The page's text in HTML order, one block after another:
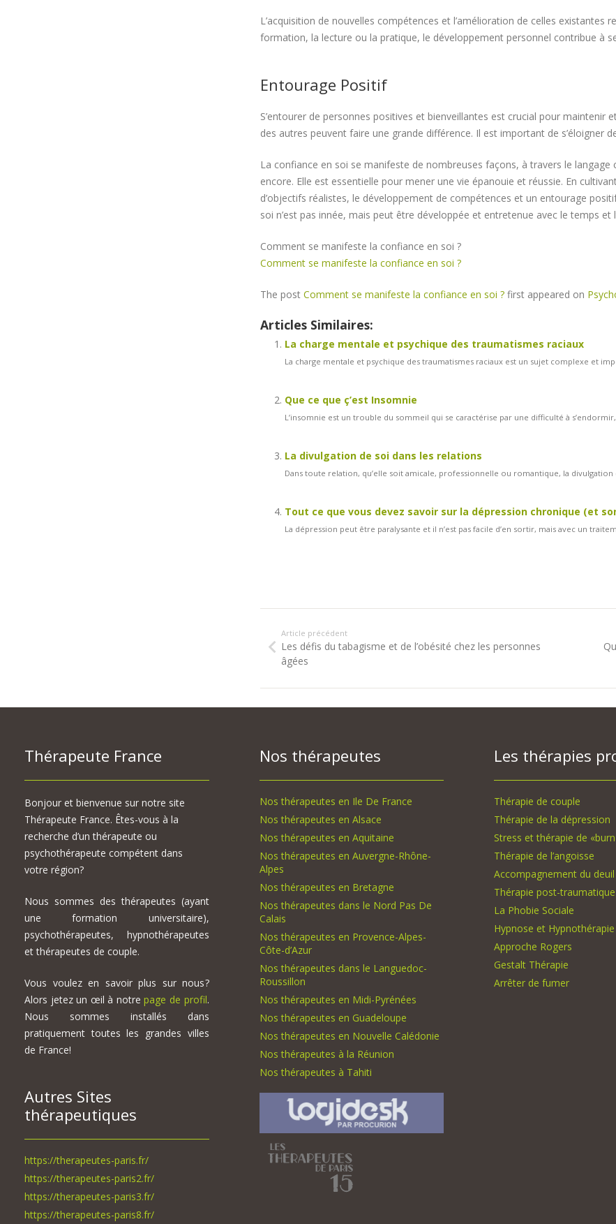
L’acquisition de nouvelles compétences et l’amélioration de celles
formation, la lecture ou la pratique, le développement personnel contribue à
Entourage Positif
S’entourer de personnes positives et bienveillantes est crucial pour
des autres peuvent faire une grande différence. Il est important de s’éloigner
La confiance en soi se manifeste de nombreuses façons, à travers le
encore. Elle est essentielle pour mener une vie épanouie et réussie. En
d’objectifs réalistes, le développement de compétences et un entourage
soi n’est pas innée, mais peut être développée et entretenue avec le temps et
Comment se manifeste la confiance en soi ?
Comment se manifeste la confiance en soi ?
The post Comment se manifeste la confiance en soi ?first appeared on
Articles Similaires:
La charge mentale et psychique des traumatismes raciaux
La charge mentale et psychique des traumatismes raciaux est un sujet complexe et
Que ce que ç’est Insomnie
L’insomnie est un trouble du sommeil qui se caractérise par une difficulté à
La divulgation de soi dans les relations
Dans toute relation, qu’elle soit amicale, professionnelle ou romantique, la
Tout ce que vous devez savoir sur la dépression chronique (et
La dépression peut être paralysante et il n’est pas facile d’en sortir, mais avec un
Article précédent
Les défis du tabagisme et de l’obésité chez les personnes
âgées
Thérapeute France
Bonjour et bienvenue sur notre site
Thérapeute France. Êtes-vous à la
recherche d’un thérapeute ou
psychothérapeute compétent dans
votre région?
Nous sommes des thérapeutes (ayant
une formation universitaire),
psychothérapeutes, hypnothérapeutes
et thérapeutes de couple.
Vous voulez en savoir plus sur nous?
Alors jetez un œil à notrepage de profil.
Nous sommes installés dans
pratiquement toutes les grandes villes
de France!
Autres Sites
thérapeutiques
https://therapeutes-paris.fr/
https://therapeutes-paris2.fr/
https://therapeutes-paris3.fr/
https://therapeutes-paris8.fr/
Nos thérapeutes
Nos thérapeutes en Ile De France
Nos thérapeutes en Alsace
Nos thérapeutes en Aquitaine
Nos thérapeutes en Auvergne-Rhône-
Alpes
Nos thérapeutes en Bretagne
Nos thérapeutes dans le Nord Pas De
Calais
Nos thérapeutes en Provence-Alpes-
Côte-d’Azur
Nos thérapeutes dans le Languedoc-
Roussillon
Nos thérapeutes en Midi-Pyrénées
Nos thérapeutes en Guadeloupe
Nos thérapeutes en Nouvelle Calédonie
Nos thérapeutes à la Réunion
Nos thérapeutes à Tahiti
Les thérapies
Thérapie de couple
Thérapie de la dépression
Stress et thérapie de
Thérapie de l’angoisse
Accompagnement du deuil
Thérapie post-traumatique
La Phobie Sociale
Hypnose et Hypnothérapie
Approche Rogers
Gestalt Thérapie
Arrêter de fumer